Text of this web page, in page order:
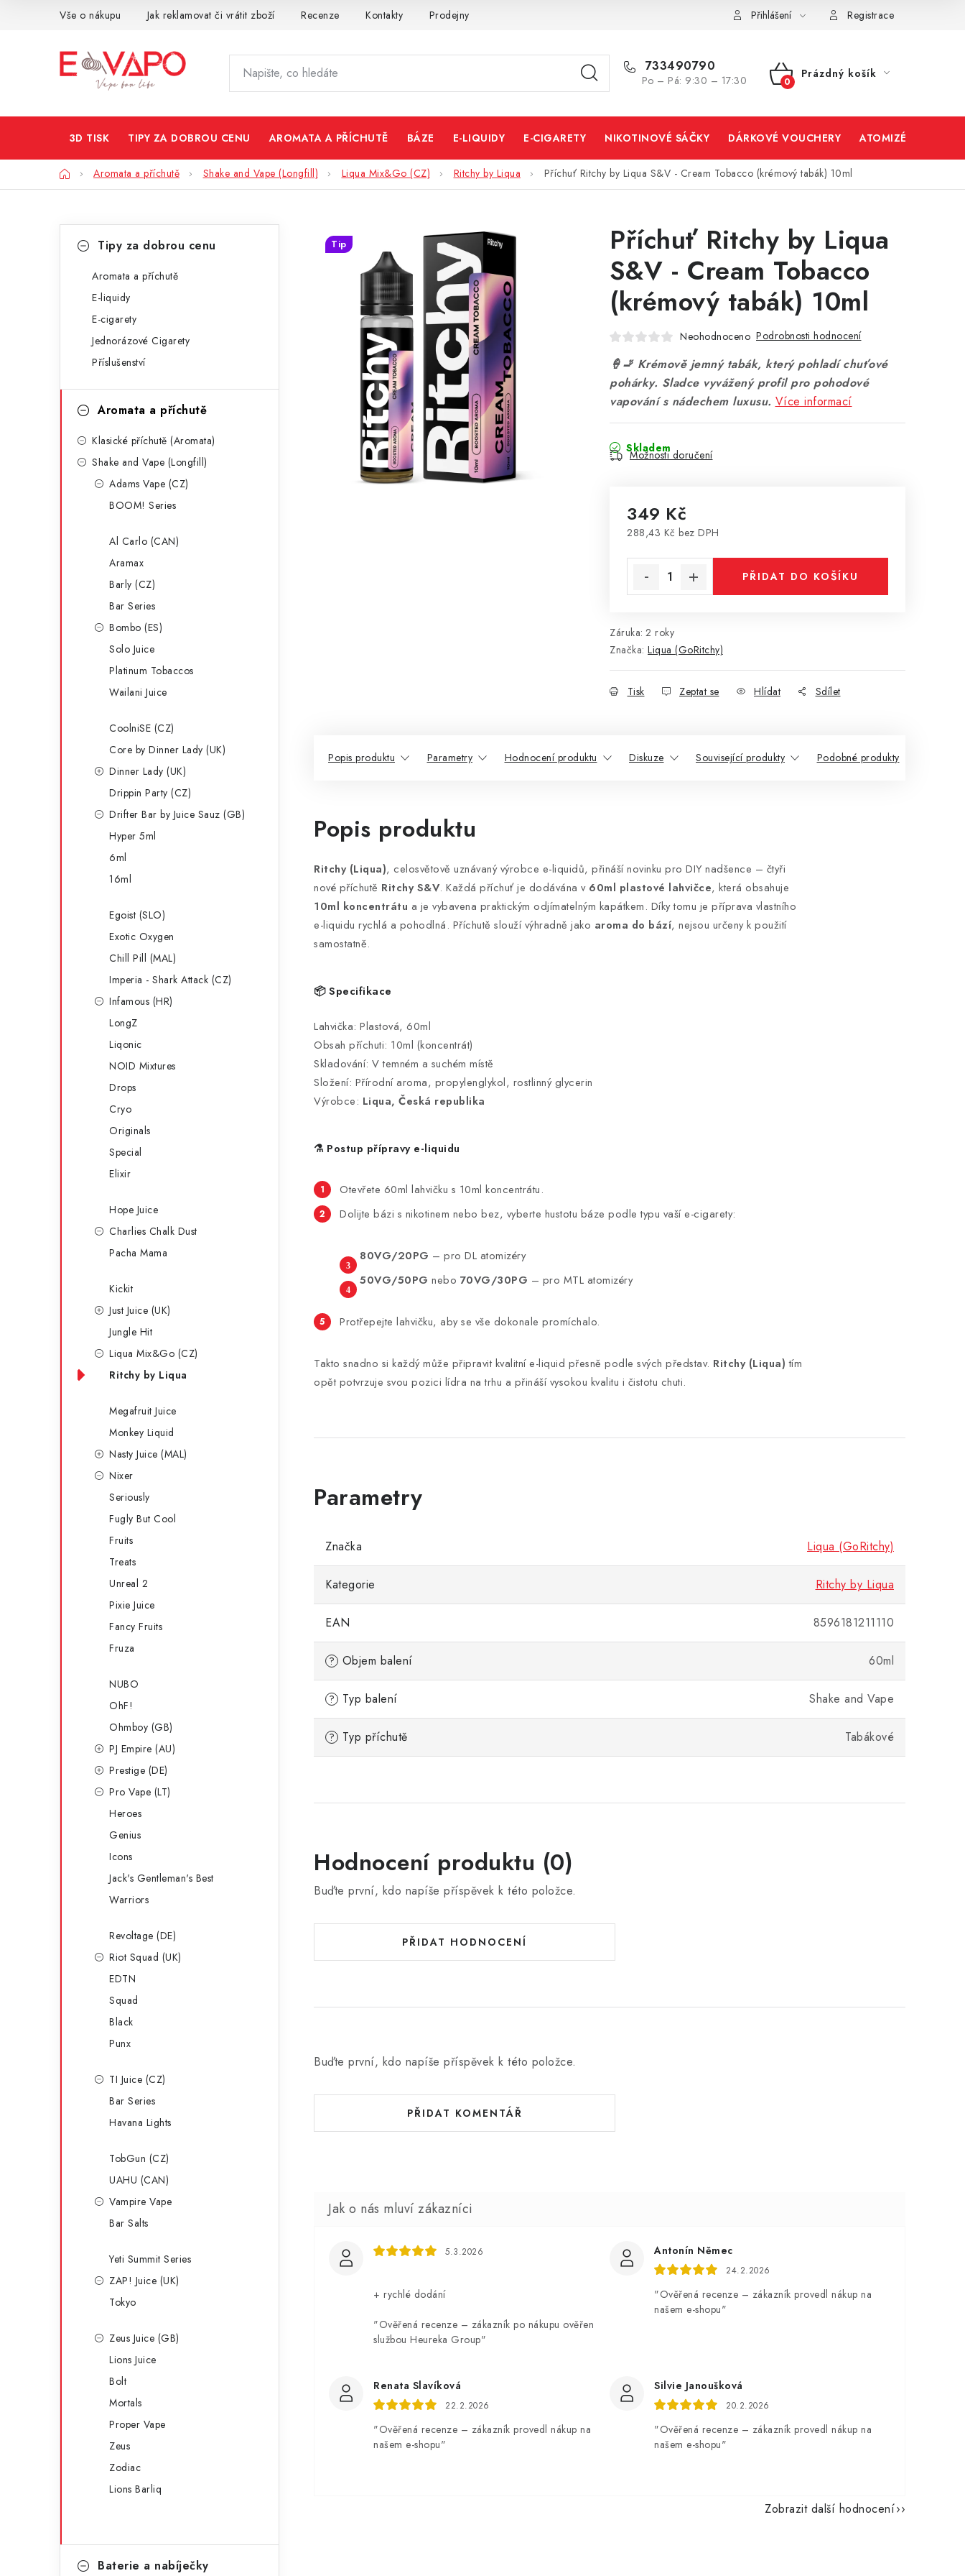
Vše o nákupu Jak reklamovat či vrátit zboží Recenze Kontakty Prodejny Přihlášení Registrace
733490790
Po – Pá: 9:30 – 17:30
NÁKUPNÍ
Prázdný košík
3D TISK TIPY ZA DOBROU CENU AROMATA A PŘÍCHUTĚ BÁZE E-LIQUIDY E-CIGARETY NIKOTINOVÉ SÁČKY DÁRKOVÉ VOUCHERY ATOMIZÉRY A
DomůAromata a příchutě Shake and Vape (Longfill) Liqua Mix&Go (CZ) Ritchy by Liqua Příchuť Ritchy by Liqua S&V - Cream Tobacco (krémový tabák) 10ml
n
kategorieTipy za dobrou cenu
Aromata a příchutě
E-liquidy
E-cigarety
Jednorázové Cigarety
Příslušenství
Aromata a příchutě
Klasické příchutě (Aromata)
Shake and Vape (Longfill)
Adams Vape (CZ)
BOOM! Series
Al Carlo (CAN)
Aramax
Barly (CZ)
Bar Series
Bombo (ES)
Solo Juice
Platinum Tobaccos
Wailani Juice
CoolniSE (CZ)
Core by Dinner Lady (UK)
Dinner Lady (UK)
Drippin Party (CZ)
Drifter Bar by Juice Sauz (GB)
Hyper 5ml
6ml
16ml
Egoist (SLO)
Exotic Oxygen
Chill Pill (MAL)
Imperia - Shark Attack (CZ)
Infamous (HR)
LongZ
Liqonic
NOID Mixtures
Drops
Cryo
Originals
Special
Elixir
Hope Juice
Charlies Chalk Dust
Pacha Mama
Kickit
Just Juice (UK)
Jungle Hit
Liqua Mix&Go (CZ)
Ritchy by Liqua
Megafruit Juice
Monkey Liquid
Nasty Juice (MAL)
Nixer
Seriously
Fugly But Cool
Fruits
Treats
Unreal 2
Pixie Juice
Fancy Fruits
Fruza
NUBO
OhF!
Ohmboy (GB)
PJ Empire (AU)
Prestige (DE)
Pro Vape (LT)
Heroes
Genius
Icons
Jack's Gentleman's Best
Warriors
Revoltage (DE)
Riot Squad (UK)
EDTN
Squad
Black
Punx
TI Juice (CZ)
Bar Series
Havana Lights
TobGun (CZ)
UAHU (CAN)
Vampire Vape
Bar Salts
Yeti Summit Series
ZAP! Juice (UK)
Tokyo
Zeus Juice (GB)
Lions Juice
Bolt
Mortals
Proper Vape
Zeus
Zodiac
Lions Barliq
Baterie a nabíječky
Příchuť Ritchy by Liqua
S&V - Cream Tobacco
(krémový tabák) 10ml
Neohodnoceno Podrobnosti hodnocení
🍦🚬 Krémově jemný tabák, který pohladí chuťové
pohárky. Sladce vyvážený profil pro pohodové
vapování s nádechem luxusu. Více informací
Skladem
Možnosti doručení
349 Kč
288,43 Kč bez DPH
PŘIDAT DO KOŠÍKU
Záruka: 2 roky
Značka: Liqua (GoRitchy)
Tisk Zeptat se Hlídat Sdílet
Tip
Popis produktu Parametry Hodnocení produktu Diskuze Související produkty Podobné produkty
Popis produktu
Ritchy (Liqua), celosvětově uznávaný výrobce e-liquidů, přináší novinku pro DIY nadšence – čtyři
nové příchutě Ritchy S&V. Každá příchuť je dodávána v 60ml plastové lahvičce, která obsahuje
10ml koncentrátu a je vybavena praktickým odjímatelným kapátkem. Díky tomu je příprava vlastního
e-liquidu rychlá a pohodlná. Příchutě slouží výhradně jako aroma do bází, nejsou určeny k použití
samostatně.
📦 Specifikace
Lahvička: Plastová, 60ml
Obsah příchuti: 10ml (koncentrát)
Skladování: V temném a suchém místě
Složení: Přírodní aroma, propylenglykol, rostlinný glycerin
Výrobce: Liqua, Česká republika
⚗️ Postup přípravy e-liquidu
Otevřete 60ml lahvičku s 10ml koncentrátu.
Dolijte bázi s nikotinem nebo bez, vyberte hustotu báze podle typu vaší e-cigarety:
80VG/20PG – pro DL atomizéry
50VG/50PG nebo 70VG/30PG – pro MTL atomizéry
Protřepejte lahvičku, aby se vše dokonale promíchalo.
Takto snadno si každý může připravit kvalitní e-liquid přesně podle svých představ. Ritchy (Liqua) tím
opět potvrzuje svou pozici lídra na trhu a přináší vysokou kvalitu i čistotu chuti.
Značka Liqua (GoRitchy)
Kategorie Ritchy by Liqua
EAN 8596181211110
? Objem balení 60ml
? Typ balení Shake and Vape
? Typ příchutě Tabákové
Hodnocení produktu (0)
Buďte první, kdo napíše příspěvek k této položce.
PŘIDAT HODNOCENÍ
Buďte první, kdo napíše příspěvek k této položce.
PŘIDAT KOMENTÁŘ
5.3.2026
+ rychlé dodání
"Ověřená recenze – zákazník po nákupu ověřen
službou Heureka Group"
Antonín Němec
24.2.2026
"Ověřená recenze – zákazník provedl nákup na
našem e-shopu"
Renata Slavíková
22.2.2026
"Ověřená recenze – zákazník provedl nákup na
našem e-shopu"
Silvie Janoušková
20.2.2026
"Ověřená recenze – zákazník provedl nákup na
našem e-shopu"
Zobrazit další hodnocení